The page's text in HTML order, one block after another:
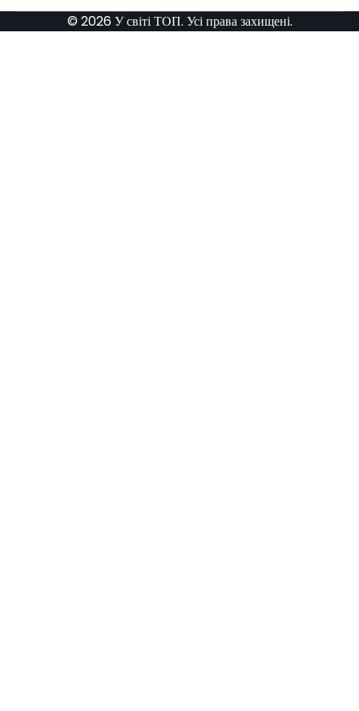
© 2026 У світі ТОП. Усі права захищені.